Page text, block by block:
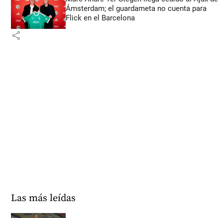
Ámsterdam; el guardameta no cuenta para
Flick en el Barcelona
share
Las más leídas